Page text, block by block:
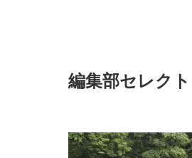
編集部セレクト